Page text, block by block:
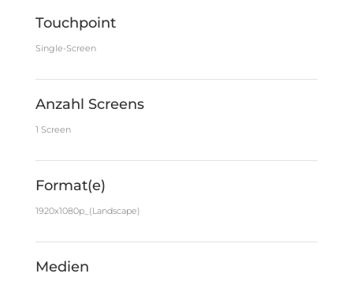
Touchpoint
Single-Screen
Anzahl Screens
1 Screen
Format(e)
1920x1080p_(Landscape)
Medien